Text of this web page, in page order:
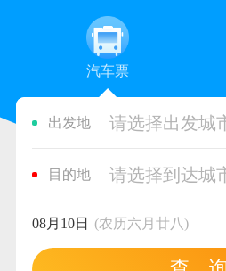
汽车票
出发地 请选择出发城
目的地 请选择到达城
08月10日 (农历六月廿八)